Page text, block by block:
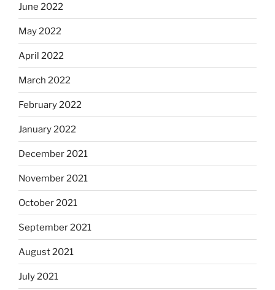
June 2022
May 2022
April 2022
March 2022
February 2022
January 2022
December 2021
November 2021
October 2021
September 2021
August 2021
July 2021